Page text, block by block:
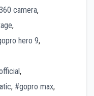
camera,
,
hero 9,
,
, #gopro max,